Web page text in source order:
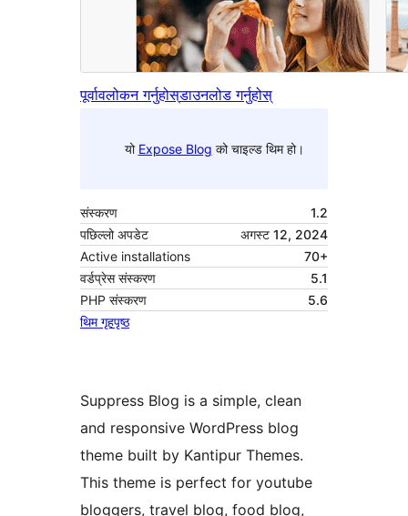
पूर्वावलोकन गर्नुहोस्डाउनलोड गर्नुहोस्
यो Expose Blog को चाइल्ड थिम हो।
संस्करण
1.2
पछिल्लो अपडेट
अगस्ट 12, 2024
Active installations
70+
वर्डप्रेस संस्करण
5.1
PHP संस्करण
5.6
थिम गृहपृष्ठ
Suppress Blog is a simple, clean
and responsive WordPress blog
theme built by Kantipur Themes.
This theme is perfect for youtube
bloggers, travel blog, food blog,